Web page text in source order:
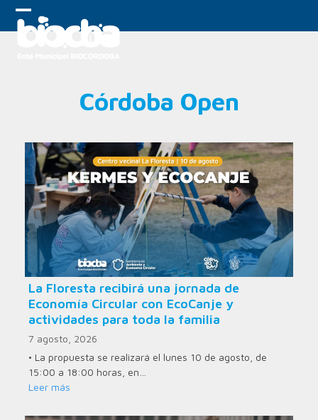
Skip
Open
Close
Córdoba Open
La Floresta recibirá una jornada de
Economía Circular con EcoCanje y
actividades para toda la familia
7 agosto, 2026
• La propuesta se realizará el lunes 10 de agosto, de
15:00 a 18:00 horas, en…
Leer más